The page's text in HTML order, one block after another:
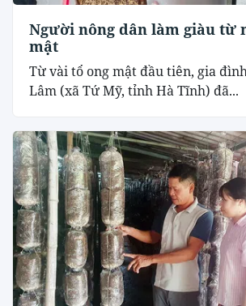
Người nông dân làm giàu từ
mật
Từ vài tổ ong mật đầu tiên, gia
Lâm (xã Tứ Mỹ, tỉnh Hà Tĩnh) đã...